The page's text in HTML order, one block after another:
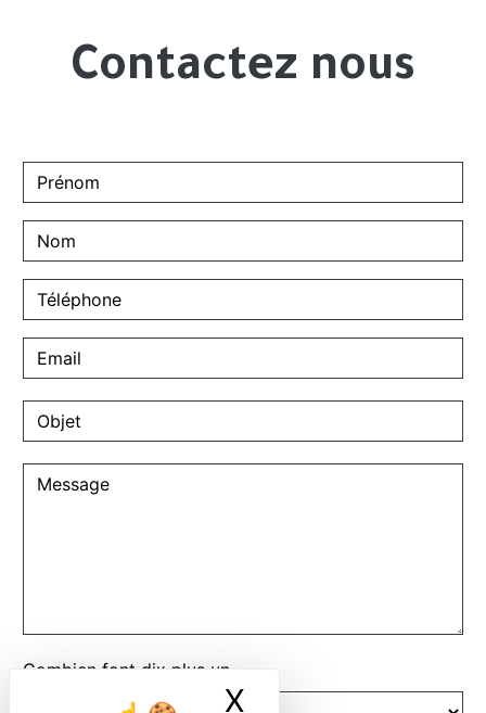
X Masquer le
Contactez nous
Combien font dix plus un